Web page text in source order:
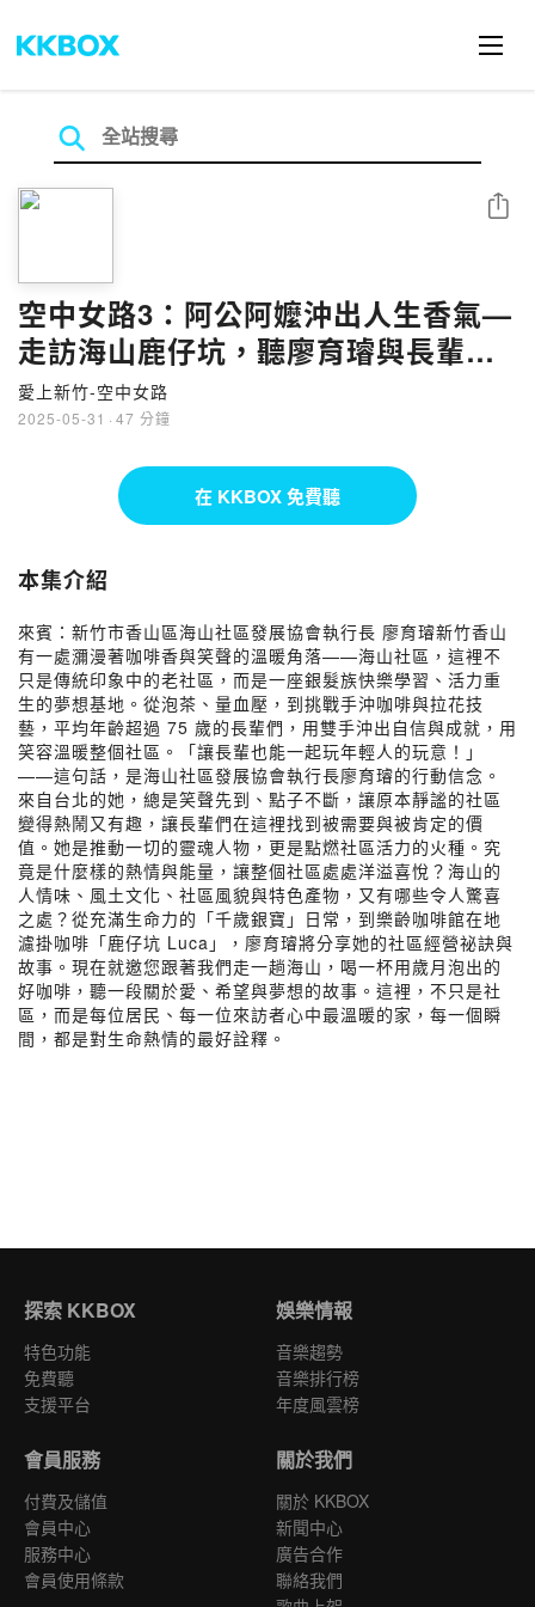
空中女路3：阿公阿嬤沖出人生香氣—
走訪海山鹿仔坑，聽廖育璿與長輩共
譜銀髮生活的幸福練習曲
愛上新竹-空中女路
2025-05-31 · 47 分鐘
分享
在 KKBOX 免費聽
本集介紹
來賓：新竹市香山區海山社區發展協會執行長 廖育璿新竹香山
有一處瀰漫著咖啡香與笑聲的溫暖角落——海山社區，這裡不
只是傳統印象中的老社區，而是一座銀髮族快樂學習、活力重
生的夢想基地。從泡茶、量血壓，到挑戰手沖咖啡與拉花技
藝，平均年齡超過 75 歲的長輩們，用雙手沖出自信與成就，用
笑容溫暖整個社區。「讓長輩也能一起玩年輕人的玩意！」
——這句話，是海山社區發展協會執行長廖育璿的行動信念。
來自台北的她，總是笑聲先到、點子不斷，讓原本靜謐的社區
變得熱鬧又有趣，讓長輩們在這裡找到被需要與被肯定的價
值。她是推動一切的靈魂人物，更是點燃社區活力的火種。究
竟是什麼樣的熱情與能量，讓整個社區處處洋溢喜悅？海山的
人情味、風土文化、社區風貌與特色產物，又有哪些令人驚喜
之處？從充滿生命力的「千歲銀寶」日常，到樂齡咖啡館在地
濾掛咖啡「鹿仔坑 Luca」，廖育璿將分享她的社區經營祕訣與
故事。現在就邀您跟著我們走一趟海山，喝一杯用歲月泡出的
好咖啡，聽一段關於愛、希望與夢想的故事。這裡，不只是社
區，而是每位居民、每一位來訪者心中最溫暖的家，每一個瞬
間，都是對生命熱情的最好詮釋。
探索 KKBOX
特色功能
免費聽
支援平台
娛樂情報
音樂趨勢
音樂排行榜
年度風雲榜
會員服務
付費及儲值
會員中心
服務中心
會員使用條款
關於我們
關於 KKBOX
新聞中心
廣告合作
聯絡我們